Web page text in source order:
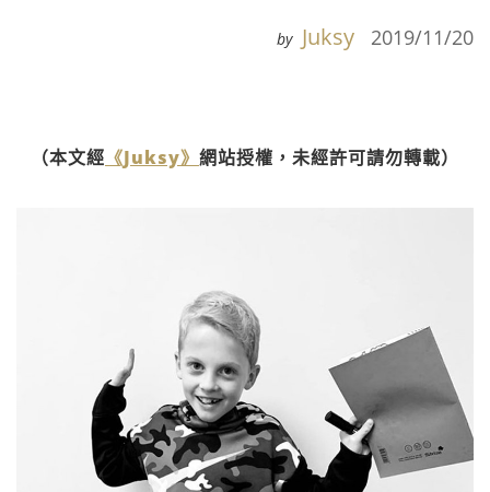
by Juksy 2019/11/20
（本文經 《Juksy》 網站授權，未經許可請勿轉載）